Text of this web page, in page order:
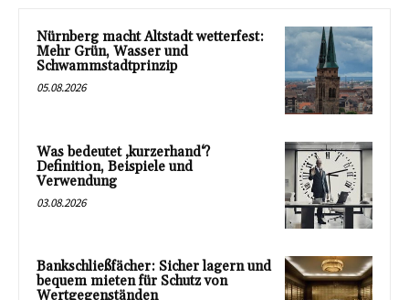
Nürnberg macht Altstadt wetterfest:
Mehr Grün, Wasser und
Schwammstadtprinzip
05.08.2026
Was bedeutet ‚kurzerhand‘?
Definition, Beispiele und
Verwendung
03.08.2026
Bankschließfächer: Sicher lagern und
bequem mieten für Schutz von
Wertgegenständen